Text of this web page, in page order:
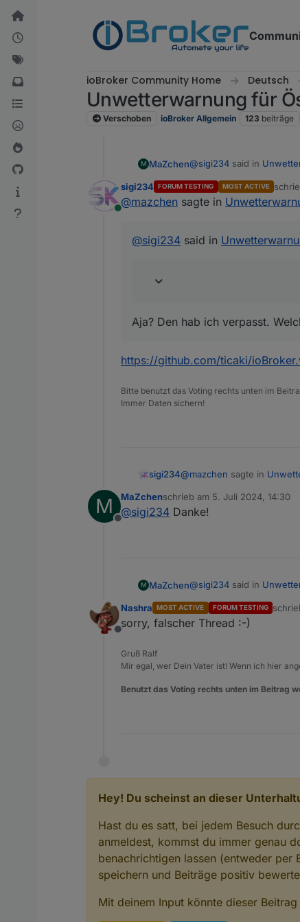
Weiter zum Inhalt
ioBroker Community Home Deutsch
Unwetterwarnung für
Verschoben ioBroker Allgemein 123 beiträge
M MaZchen@sigi234 said in
Gibt ja einen Adapter
Aja? Den hab ich
Online
sigi234 FORUM TESTING MOST ACTIVE
@mazchen sagte in
@sigi234 said in
Aja? Den hab ich verpasst.
https://github.com/ticaki/
Bitte benutzt das Voting rechts unten im
Immer Daten sichern!
sigi234@mazchen sagte in
@sigi234
Aja? Den hab ich
https://github.com/ticaki/
M
Offline
MaZchenschrieb am 5. Juli 2024, 14:30
zuletzt editiert von
@sigi234 Danke!
M MaZchen@sigi234 said in
Gibt ja einen Adapter
Offline
Nashra MOST ACTIVE FORUM TESTING
sorry, falscher Thread :-)
Gruß Ralf
Mir egal, wer Dein Vater ist! Wenn ich hier
Benutzt das Voting rechts unten im Beitrag
Hey! Du scheinst an dieser
Hast du es satt, bei jedem Besuch
anmeldest, kommst du immer genau
benachrichtigen lassen (entweder per
speichern und Beiträge positiv
Mit deinem Input könnte dieser